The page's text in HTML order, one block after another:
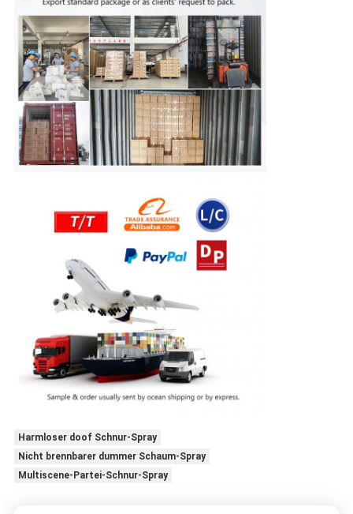
Harmloser doof Schnur-Spray
Nicht brennbarer dummer Schaum-Spray
Multiscene-Partei-Schnur-Spray